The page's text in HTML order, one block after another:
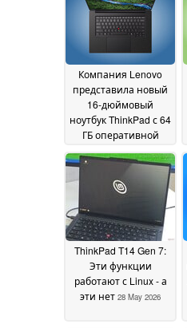
Компания Lenovo
представила новый
16-дюймовый
ноутбук ThinkPad с 64
ГБ оперативной
OLED-дисплеем
яркостью 1 500 нит
21 June 2026
ThinkPad T14 Gen 7:
Эти функции
работают с Linux - а
эти нет 28 May 2026